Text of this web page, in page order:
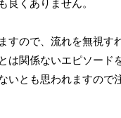
良くありません。
すので、流れを無視す
は関係ないエピソード
いとも思われますので